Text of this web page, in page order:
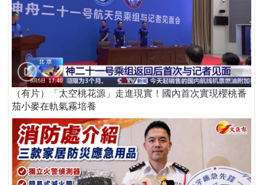
（有片）「太空桃花源」走進現實！國內首次實現櫻桃番
茄小麥在軌氣霧培養